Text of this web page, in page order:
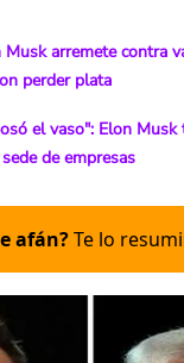
Musk arremete contra
perder plata
el vaso": Elon Musk
de empresas
afán?Te lo